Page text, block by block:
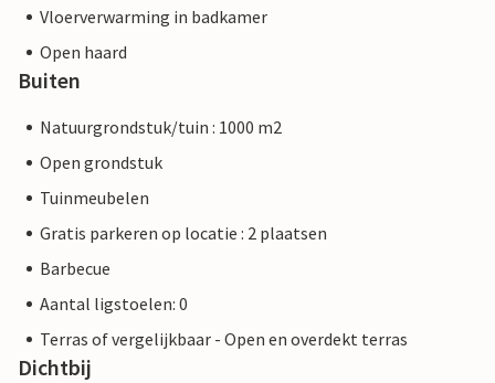
Vloerverwarming in badkamer
Open haard
Buiten
Natuurgrondstuk/tuin : 1000 m2
Open grondstuk
Tuinmeubelen
Gratis parkeren op locatie : 2 plaatsen
Barbecue
Aantal ligstoelen: 0
Terras of vergelijkbaar - Open en overdekt terras
Dichtbij